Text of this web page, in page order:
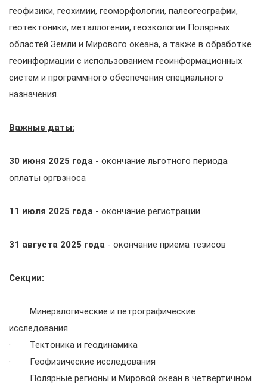
геофизики, геохимии, геоморфологии, палеогеографии,
геотектоники, металлогении, геоэкологии Полярных
областей Земли и Мирового океана, а также в обработке
геоинформации с использованием геоинформационных
систем и программного обеспечения специального
назначения.
Важные даты:
30 июня 2025 года - окончание льготного периода
оплаты оргвзноса
11 июля 2025 года - окончание регистрации
31 августа 2025 года - окончание приема тезисов
Секции:
· Минералогические и петрографические
исследования
· Тектоника и геодинамика
· Геофизические исследования
· Полярные регионы и Мировой океан в четвертичном